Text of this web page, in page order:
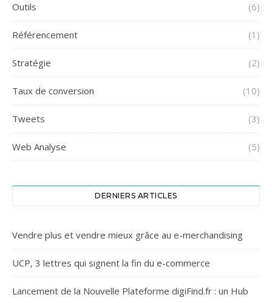
Outils (6)
Référencement (1)
Stratégie (2)
Taux de conversion (10)
Tweets (3)
Web Analyse (5)
DERNIERS ARTICLES
Vendre plus et vendre mieux grâce au e-merchandising
UCP, 3 lettres qui signent la fin du e-commerce
Lancement de la Nouvelle Plateforme digiFind.fr : un Hub